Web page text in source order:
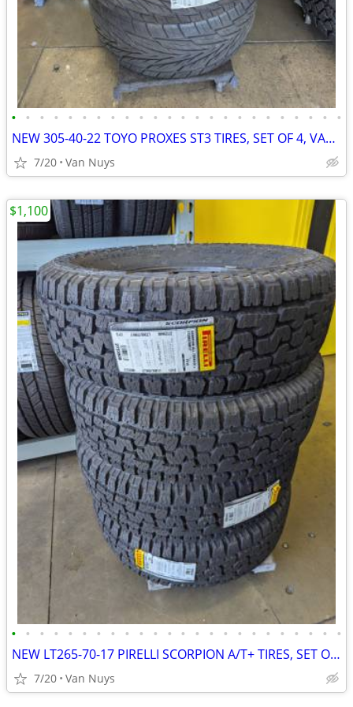
• • • • • • • • • • • • • • • • • • • • • • • •
NEW 305-40-22 TOYO PROXES ST3 TIRES, SET OF 4, VAN NUYS*******$840 SET
7/20 Van Nuys
• • • • • • • • • • • • • • • • • • • • • • • •
NEW LT265-70-17 PIRELLI SCORPION A/T+ TIRES, SET OF 4, VAN NUYS**$1100
7/20 Van Nuys
$1,100